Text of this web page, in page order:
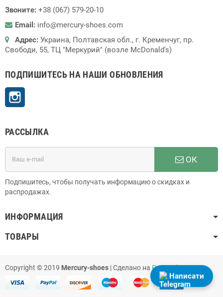
Звоните: +38 (067) 579-20-10
Email: info@mercury-shoes.com
Адрес: Украина, Полтавская обл., г. Кременчуг, пр.
Свободи, 55, ТЦ "Меркурий" (возле McDonald's)
ПОДПИШИТЕСЬ НА НАШИ ОБНОВЛЕНИЯ
РАССЫЛКА
ОК
Подпишитесь, чтобы получать информацию о скидках и
распродажах.
ИНФОРМАЦИЯ
ТОВАРЫ
Copyright © 2019 Mercury-shoes | Сделано на PrestaShop
Написати